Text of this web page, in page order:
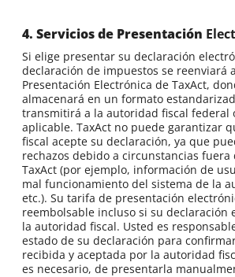
4. Servicios de Presentación
Si elige presentar su declaración
declaración de impuestos se reenviará
Presentación Electrónica de TaxAct,
almacenará en un formato
transmitirá a la autoridad fiscal federal
aplicable. TaxAct no puede garantizar
fiscal acepte su declaración, ya que
rechazos debido a circunstancias
TaxAct (por ejemplo, información de
mal funcionamiento del sistema de la
etc.). Su tarifa de presentación
reembolsable incluso si su declaración
la autoridad fiscal. Usted es
estado de su declaración para
recibida y aceptada por la autoridad
es necesario, de presentarla